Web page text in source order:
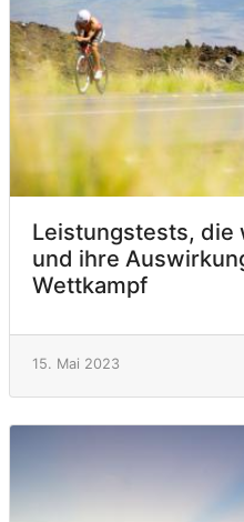
Leistungstests, die
und ihre
Wettkampf
15. Mai 2023